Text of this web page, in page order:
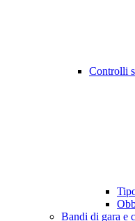
Controlli
Bandi di gara e